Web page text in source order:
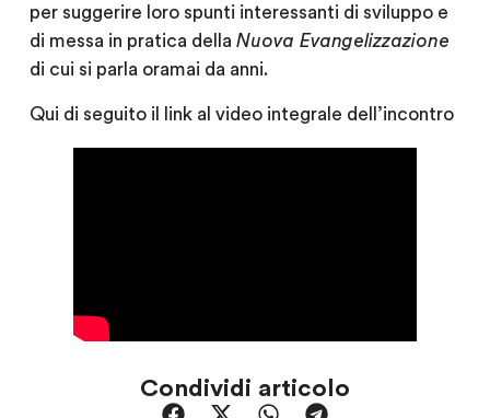
per suggerire loro spunti interessanti di sviluppo e
di messa in pratica della Nuova Evangelizzazione
di cui si parla oramai da anni.
Qui di seguito il link al video integrale dell’incontro
Condividi articolo